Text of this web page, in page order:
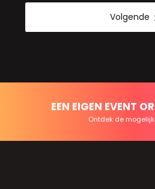
Volgende
EEN EIGEN EVENT
Ontdek de